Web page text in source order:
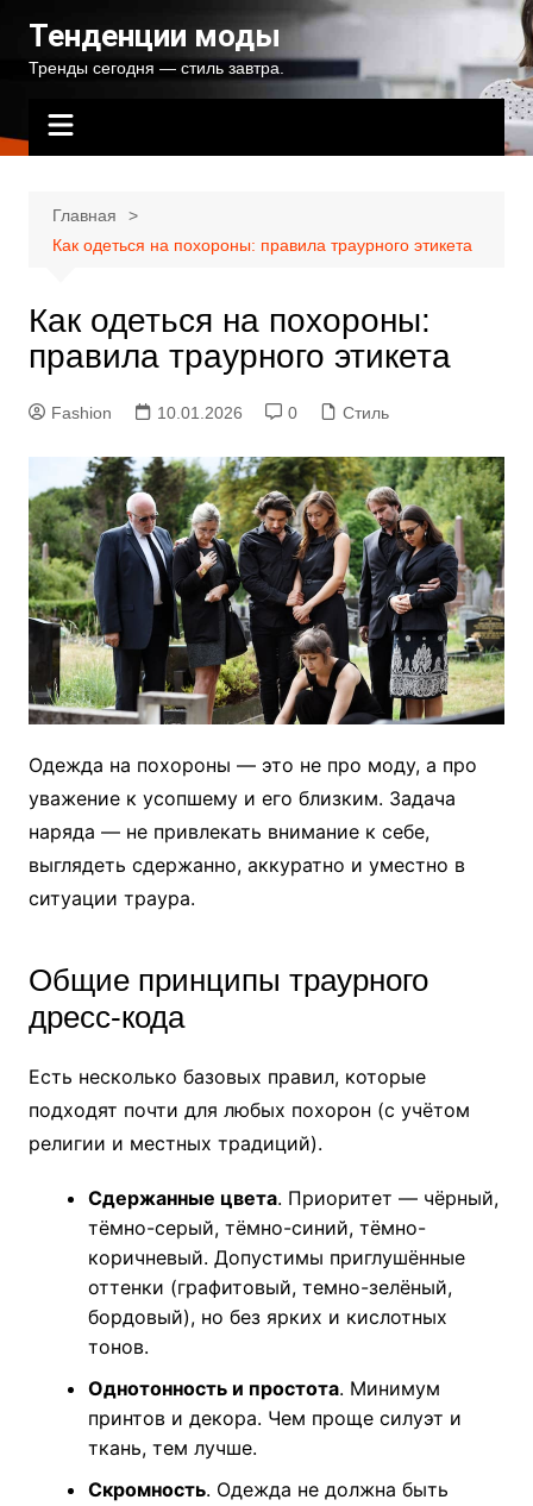
содержимому
Тенденции моды
Тренды сегодня — стиль завтра.
Главная
Как одеться на похороны: правила траурного этикета
Как одеться на похороны:
правила траурного этикета
Fashion 10.01.2026 0 Стиль
Одежда на похороны — это не про моду, а про
уважение к усопшему и его близким. Задача
наряда — не привлекать внимание к себе,
выглядеть сдержанно, аккуратно и уместно в
ситуации траура.
Общие принципы траурного
дресс-кода
Есть несколько базовых правил, которые
подходят почти для любых похорон (с учётом
религии и местных традиций).
Сдержанные цвета. Приоритет — чёрный,
тёмно-серый, тёмно-синий, тёмно-
коричневый. Допустимы приглушённые
оттенки (графитовый, темно-зелёный,
бордовый), но без ярких и кислотных
тонов.
Однотонность и простота. Минимум
принтов и декора. Чем проще силуэт и
ткань, тем лучше.
Скромность. Одежда не должна быть